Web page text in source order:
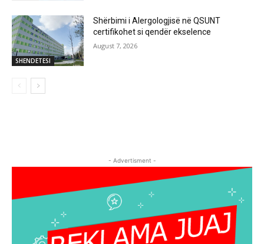
SHENDETESI
Shërbimi i Alergologjisë në QSUNT
certifikohet si qendër ekselence
August 7, 2026
- Advertisment -